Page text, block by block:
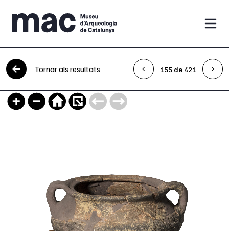
Vés al contingut
Tornar als resultats 155 de 421